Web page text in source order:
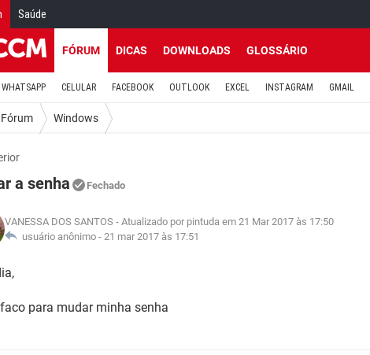
Saúde
FÓRUM DICAS DOWNLOADS GLOSSÁRIO
WHATSAPP CELULAR FACEBOOK OUTLOOK EXCEL INSTAGRAM GMAIL
Fórum Windows
a senha Fechado
VANESSA DOS SANTOS - Atualizado por pintuda em 21 Mar 2017 às 17:50
usuário anônimo - 21 mar 2017 às 17:51
para mudar minha senha